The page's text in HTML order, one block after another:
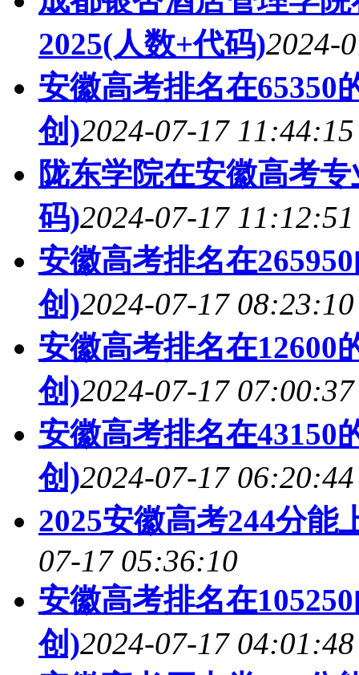
2025(人数+代码)2024-
安徽高考排名在65350
创)2024-07-17 11:44:15
陇东学院在安徽高考
码)2024-07-17 11:12:51
安徽高考排名在
创)2024-07-17 08:23:10
安徽高考排名在12600
创)2024-07-17 07:00:37
安徽高考排名在43150
创)2024-07-17 06:20:44
2025安徽高考244分能
07-17 05:36:10
安徽高考排名在
创)2024-07-17 04:01:48